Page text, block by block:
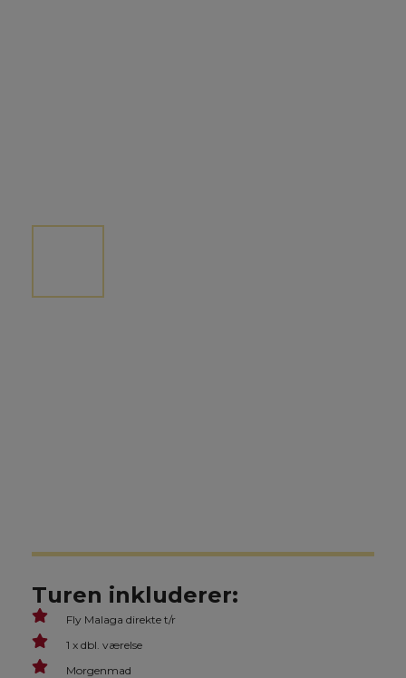
Turen inkluderer:
Fly Malaga direkte t/r
1 x dbl. værelse
Morgenmad